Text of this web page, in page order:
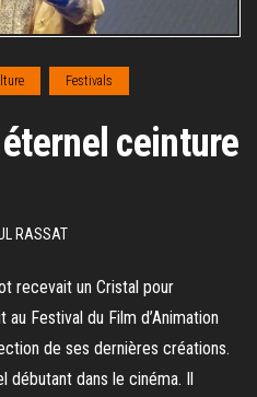
Festivals
ceinture
RASSAT
recevait un Cristal pour
Festival du Film d’Animation
de ses dernières créations.
débutant dans le cinéma. Il